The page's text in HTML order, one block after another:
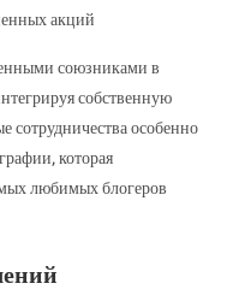
акций
союзниками в
собственную
сотрудничества особенно
которая
любимых блогеров